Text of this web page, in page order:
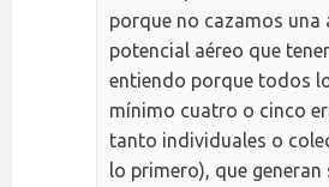
porque no cazamos una
potencial aéreo que
entiendo porque todos
mínimo cuatro o cinco
tanto individuales o
lo primero), que generan